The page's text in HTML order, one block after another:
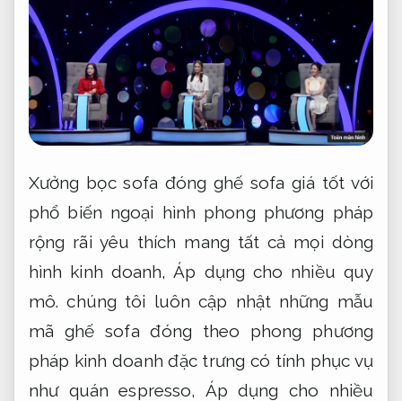
Xưởng bọc sofa đóng ghế sofa giá tốt với
phổ biến ngoại hình phong phương pháp
rộng rãi yêu thích mang tất cả mọi dòng
hình kinh doanh,Áp dụng cho nhiều quy
mô. chúng tôi luôn cập nhật những mẫu
mã ghế sofa đóng theo phong phương
pháp kinh doanh đặc trưng có tính phục vụ
như quán espresso, Áp dụng cho nhiều